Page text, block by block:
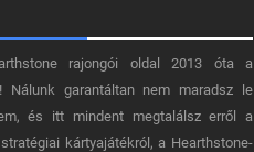
rajongói oldal 2013 óta a
Nálunk garantáltan nem maradsz le
és itt mindent megtalálsz erről a
kártyajátékról, a Hearthstone-